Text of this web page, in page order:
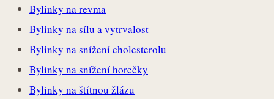
Bylinky na revma
Bylinky na sílu a vytrvalost
Bylinky na snížení cholesterolu
Bylinky na snížení horečky
Bylinky na štítnou žlázu